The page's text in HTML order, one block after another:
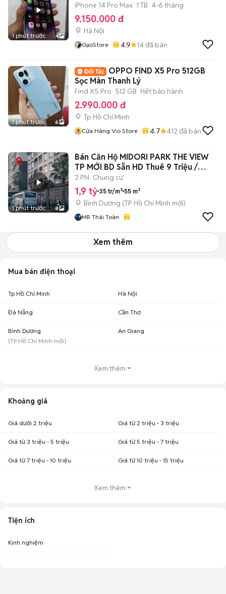
1 phút trước 4
iPhone 14 Pro Max 1 TB 4-6 tháng
9.150.000 đ
Hà Nội
GạoStore 4.9 14đã bán
1 phút trước 6
OPPO FIND X5 Pro 512GB
Sọc Màn Thanh Lý
Find X5 Pro 512 GB Hết bảo hành
2.990.000 đ
Tp Hồ Chí Minh
Cửa Hàng Vio Store 4.7 412 đã bán
1 phút trước 8
Bán Căn Hộ MIDORI PARK THE VIEW
TP MỚI BD Sẵn HD Thuê 9 Triệu /
Tháng
2 PN Chung cư
1,9 tỷ 35 tr/m² 55 m²
Bình Dương (TP Hồ Chí Minh mới)
MR Thái Toàn
Xem thêm
Mua bán điện thoại
Tp Hồ Chí Minh Hà Nội
Đà Nẵng Cần Thơ
Bình Dương
(TP Hồ Chí Minh mới)
An Giang
Xem thêm
Khoảng giá
Giá dưới 2 triệu Giá từ 2 triệu - 3 triệu
Giá từ 3 triệu - 5 triệu Giá từ 5 triệu - 7 triệu
Giá từ 7 triệu - 10 triệu Giá từ 10 triệu - 15 triệu
Xem thêm
Tiện ích
Kinh nghiệm